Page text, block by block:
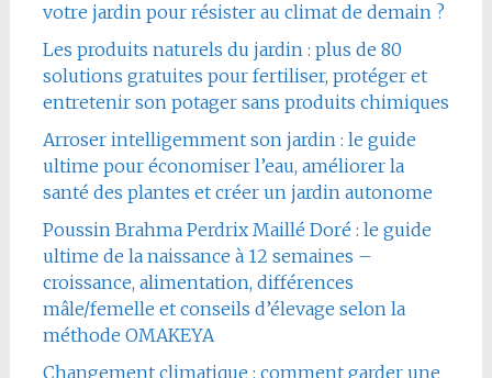
votre jardin pour résister au climat de demain ?
Les produits naturels du jardin : plus de 80
solutions gratuites pour fertiliser, protéger et
entretenir son potager sans produits chimiques
Arroser intelligemment son jardin : le guide
ultime pour économiser l’eau, améliorer la
santé des plantes et créer un jardin autonome
Poussin Brahma Perdrix Maillé Doré : le guide
ultime de la naissance à 12 semaines –
croissance, alimentation, différences
mâle/femelle et conseils d’élevage selon la
méthode OMAKEYA
Changement climatique : comment garder une